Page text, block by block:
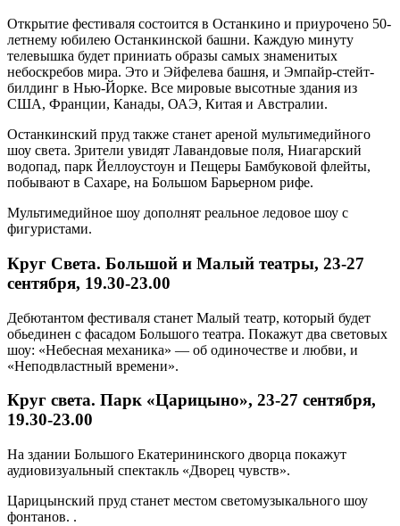
Открытие фестиваля состоится в Останкино и приурочено 50-
летнему юбилею Останкинской башни. Каждую минуту
телевышка будет приниать образы самых знаменитых
небоскребов мира. Это и Эйфелева башня, и Эмпайр-стейт-
билдинг в Нью-Йорке. Все мировые высотные здания из
США, Франции, Канады, ОАЭ, Китая и Австралии.
Останкинский пруд также станет ареной мультимедийного
шоу света. Зрители увидят Лавандовые поля, Ниагарский
водопад, парк Йеллоустоун и Пещеры Бамбуковой флейты,
побывают в Сахаре, на Большом Барьерном рифе.
Мультимедийное шоу дополнят реальное ледовое шоу с
фигуристами.
Круг Света. Большой и Малый театры, 23-27
сентября, 19.30-23.00
Дебютантом фестиваля станет Малый театр, который будет
обьединен с фасадом Большого театра. Покажут два световых
шоу: «Небесная механика» — об одиночестве и любви, и
«Неподвластный времени».
Круг света. Парк «Царицыно», 23-27 сентября,
19.30-23.00
На здании Большого Екатерининского дворца покажут
аудиовизуальный спектакль «Дворец чувств».
Царицынский пруд станет местом светомузыкального шоу
фонтанов. .